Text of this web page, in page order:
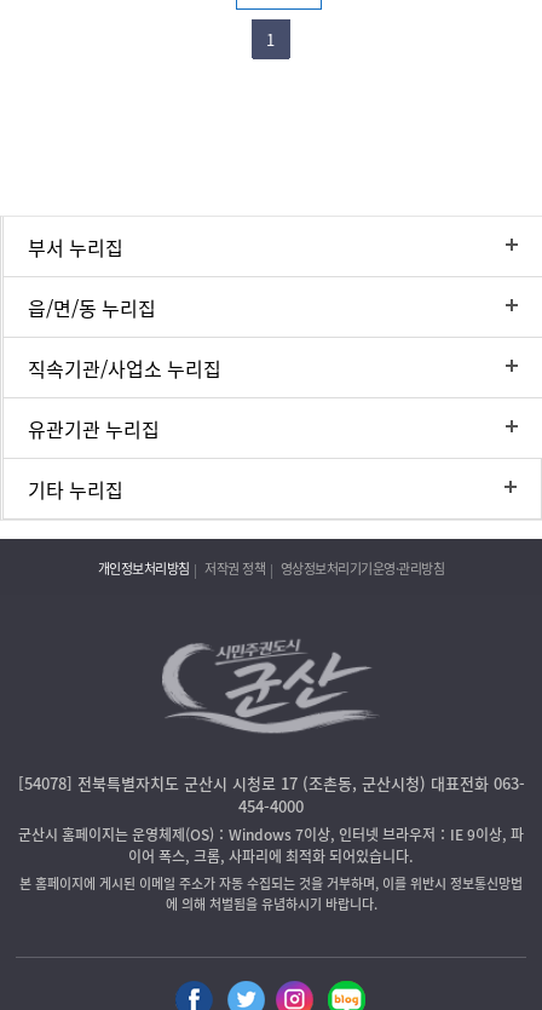
1
부서 누리집
읍/면/동 누리집
직속기관/사업소 누리집
유관기관 누리집
기타 누리집
개인정보처리방침 저작권 정책 영상정보처리기기운영·관리방침
[54078] 전북특별자치도 군산시 시청로 17 (조촌동, 군산시청) 대표전화 063-
454-4000
군산시 홈페이지는 운영체제(OS)：Windows 7이상, 인터넷 브라우저：IE 9이상, 파
이어 폭스, 크롬, 사파리에 최적화 되어있습니다.
본 홈페이지에 게시된 이메일 주소가 자동 수집되는 것을 거부하며, 이를 위반시 정보통신망법
에 의해 처벌됨을 유념하시기 바랍니다.